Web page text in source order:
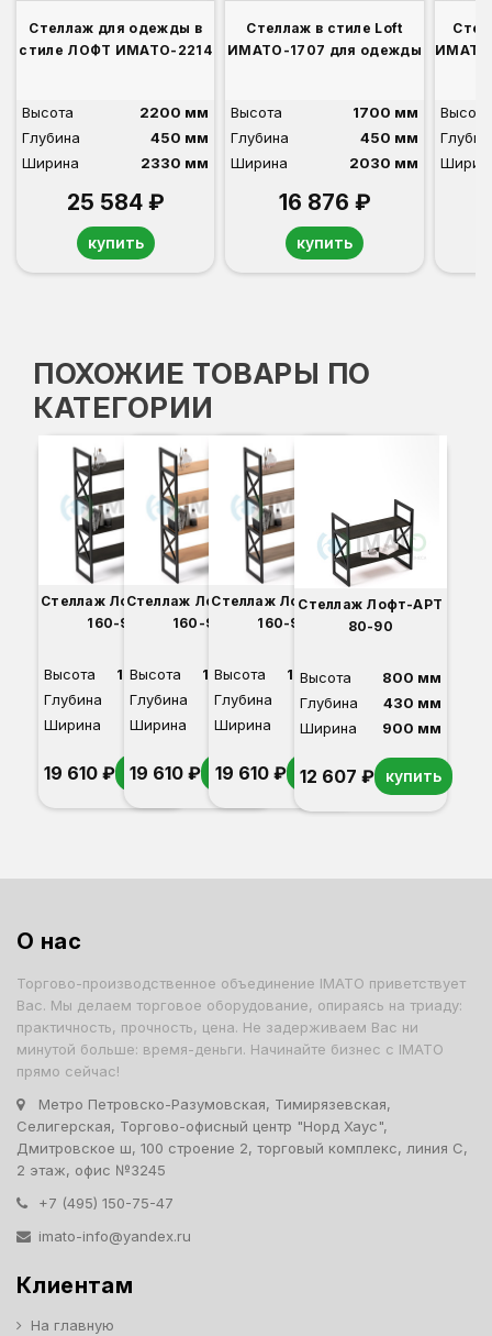
Стеллаж для одежды в
стиле ЛОФТ ИМАТО-2214
Высота
2200 мм
Глубина
450 мм
Ширина
2330 мм
25 584 ₽
купить
Стеллаж в стиле Loft
ИМАТО-1707 для одежды
Высота
1700 мм
Глубина
450 мм
Ширина
2030 мм
16 876 ₽
купить
ИМАТО-
Высота
ПОХОЖИЕ ТОВАРЫ ПО
КАТЕГОРИИ
Стеллаж Лофт-АРТ
160-90
Высота
1600 мм
Глубина
430 мм
Ширина
900 мм
19 610 ₽ купить
Стеллаж Лофт-АРТ
160-90
Высота
1600 мм
Глубина
430 мм
Ширина
900 мм
19 610 ₽
Светлый бук
купить
Стеллаж Лофт-АРТ
160-90
Высота
1600 мм
Глубина
430 мм
Ширина
900 мм
19 610 ₽
Дуб сонома
купить
Стеллаж Лофт-АРТ
80-90
Высота
800 мм
Глубина
430 мм
Ширина
900 мм
12 607 ₽ купить
О нас
Торгово-производственное объединение IMATO приветствует
Вас. Мы делаем торговое оборудование, опираясь на триаду:
практичность, прочность, цена. Не задерживаем Вас ни
минутой больше: время-деньги. Начинайте бизнес с IMATO
прямо сейчас!
Метро Петровско-Разумовская, Тимирязевская,
Селигерская, Торгово-офисный центр "Норд Хаус",
Дмитровское ш, 100 строение 2, торговый комплекс, линия С,
2 этаж, офис №3245
+7 (495) 150-75-47
imato-info@yandex.ru
Клиентам
На главную